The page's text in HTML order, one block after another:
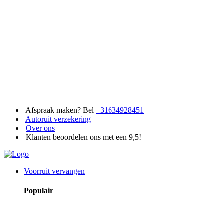
Afspraak maken? Bel +31634928451
Autoruit verzekering
Over ons
Klanten beoordelen ons met een 9,5!
Voorruit vervangen
Populair